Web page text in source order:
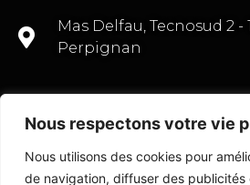
Nous respectons votre vie
Nous utilisons des cookies pour
de navigation, diffuser des publicités
Mas Delfau, Tecnosud 2 -
Perpignan
CONTACTEZ-